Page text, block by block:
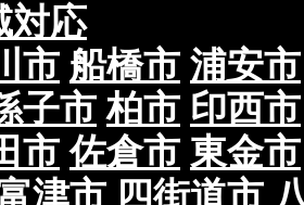
対応
市 船橋市 浦安市
子市 柏市 印西市
市 佐倉市 東金市
津市 四街道市